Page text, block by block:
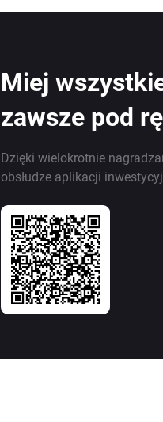
Miej
zawsze pod
Dzięki wielokrotnie
obsłudze aplikacji